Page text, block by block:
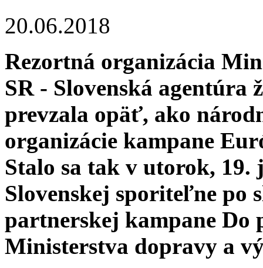
20.06.2018
Rezortná organizácia
SR - Slovenská agentúra
prevzala opäť, ako
organizácie kampane
Stalo sa tak v utorok, 19.
Slovenskej sporiteľne po
partnerskej kampane Do
Ministerstva dopravy a